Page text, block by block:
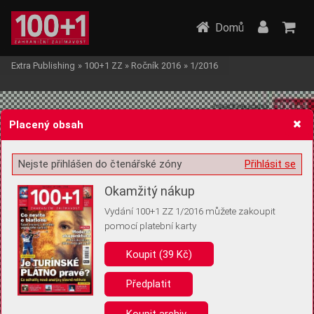
Žádost o souhlas s ukládáním volitelných informací
Pro základní fungování webu nepotřebujeme ukládat žádné informace
(tzv. cookies apod.). Rádi bychom vás ale požádali o souhlas s
uložením volitelných informací:
Anonymní unikátní ID
Domů
Extra Publishing » 100+1 ZZ » Ročník 2016 » 1/2016
Placený obsah
Přihlásit se
Nejste přihlášen do čtenářské zóny
Okamžitý nákup
Vydání 100+1 ZZ 1/2016 můžete zakoupit
pomocí platební karty
Koupit (39 Kč)
Předplatit